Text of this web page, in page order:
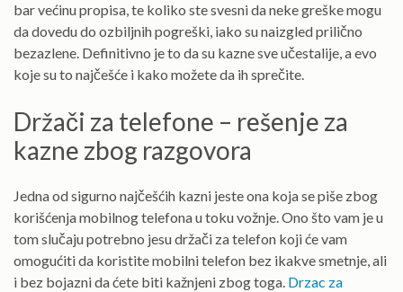
bar većinu propisa, te koliko ste svesni da neke greške mogu
da dovedu do ozbiljnih pogreški, iako su naizgled prilično
bezazlene. Definitivno je to da su kazne sve učestalije, a evo
koje su to najčešće i kako možete da ih sprečite.
Držači za telefone – rešenje za
kazne zbog razgovora
Jedna od sigurno najčešćih kazni jeste ona koja se piše zbog
korišćenja mobilnog telefona u toku vožnje. Ono što vam je u
tom slučaju potrebno jesu držači za telefon koji će vam
omogućiti da koristite mobilni telefon bez ikakve smetnje, ali
i bez bojazni da ćete biti kažnjeni zbog toga. Drzac za